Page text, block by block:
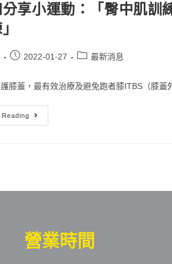
享小運動：「臀中肌訓
2022-01-27 最新消息
膝蓋，最有效治療及避免跑者膝ITBS（膝蓋
營業時間